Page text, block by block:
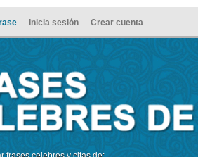
Inicia sesión Crear cuenta